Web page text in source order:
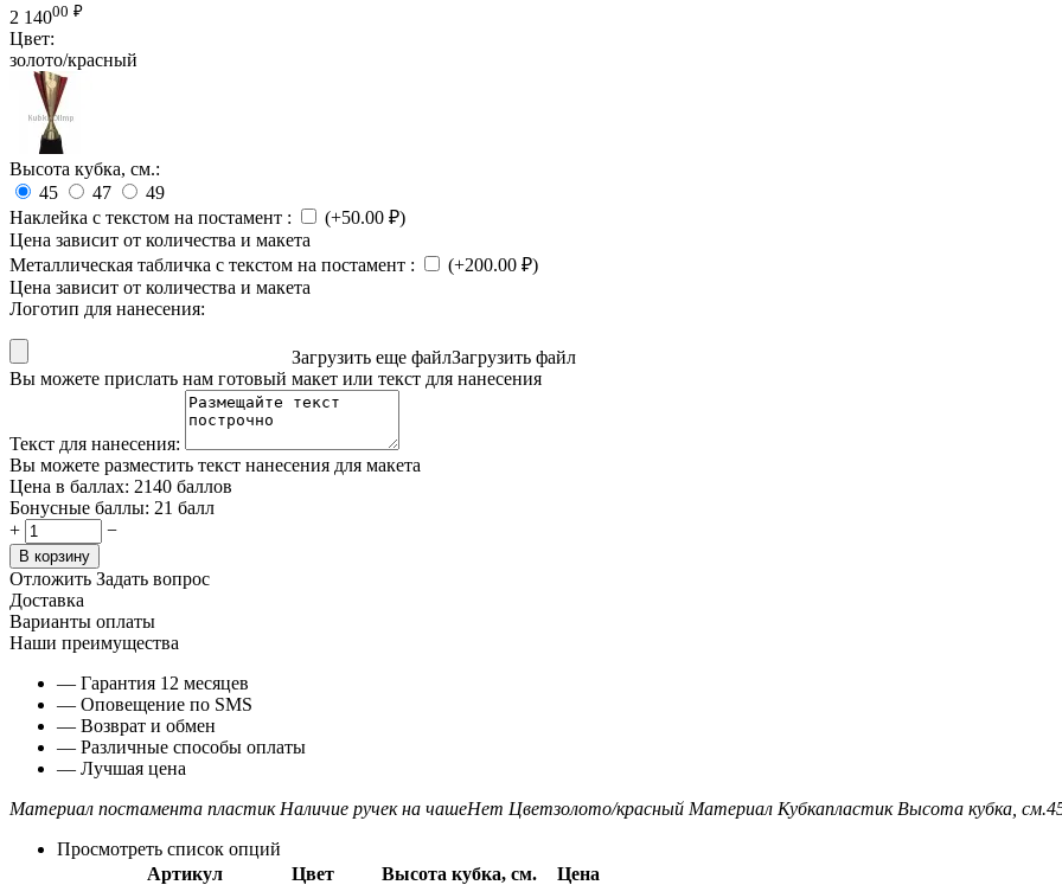
2 14000 ₽
Цвет:
золото/красный
Высота кубка, см.:
45
47
49
Наклейка с текстом на постамент : (+50.00 ₽)
Цена зависит от количества и макета
Металлическая табличка с текстом на постамент : (+200.00 ₽)
Цена зависит от количества и макета
Логотип для нанесения:
Загрузить еще файлЗагрузить файл
Вы можете прислать нам готовый макет или текст для нанесения
Текст для нанесения:
Вы можете разместить текст нанесения для макета
Цена в баллах: 2140 баллов
Бонусные баллы: 21 балл
+
−
В корзину
Отложить Задать вопрос
Доставка
Варианты оплаты
Наши преимущества
— Гарантия 12 месяцев
— Оповещение по SMS
— Возврат и обмен
— Различные способы оплаты
— Лучшая цена
Материал постамента пластик Наличие ручек на чашеНет Цветзолото/красный Материал Кубкапластик Высота кубка, см.
Просмотреть список опций
Артикул
Цвет Высота кубка, см. Цена